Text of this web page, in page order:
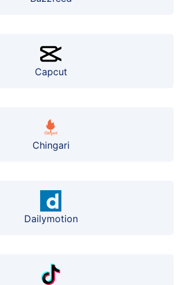
Capcut
Chingari
Dailymotion